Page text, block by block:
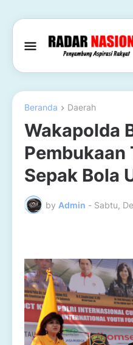
Beranda Daerah
Wakapolda
Pembukaan
Sepak Bola
by Admin - Sabtu,